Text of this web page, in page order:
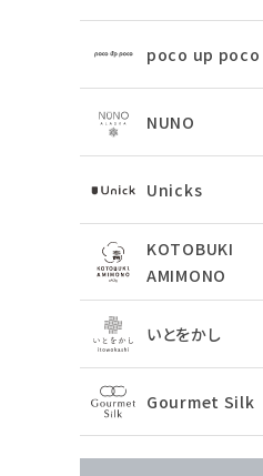
poco up poco
NUNO
Unicks
KOTOBUKI
AMIMONO
いとをかし
Gourmet Silk